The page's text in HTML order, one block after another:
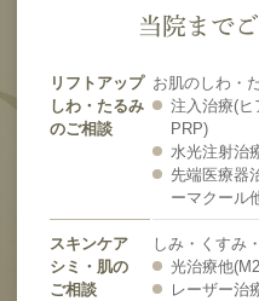
当院まで
リフトアップ
しわ・たるみ
のご相談
お肌のしわ・
注入治療(ヒ
PRP)
水光注射治
先端医療器
ーマクール
スキンケア
シミ・肌の
ご相談
しみ・くすみ
光治療他
レーザー治